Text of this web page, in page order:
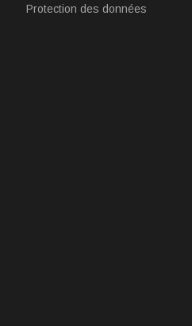
Protection des données